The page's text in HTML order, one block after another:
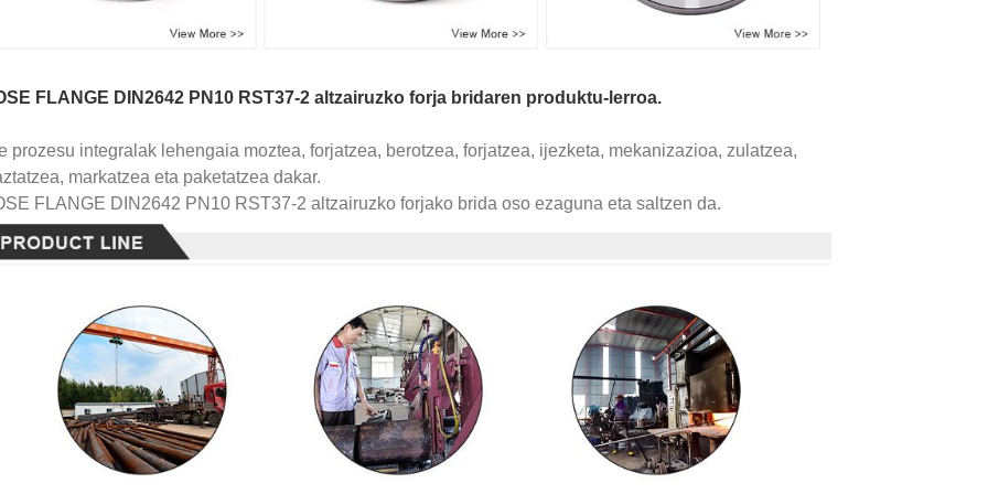
FLANGE DIN2642 PN10 RST37-2 altzairuzko forja bridaren produktu-lerroa.
prozesu integralak lehengaia moztea, forjatzea, berotzea, forjatzea, ijezketa, mekanizazioa, zulatzea,
markatzea eta paketatzea dakar.
FLANGE DIN2642 PN10 RST37-2 altzairuzko forjako brida oso ezaguna eta saltzen da.